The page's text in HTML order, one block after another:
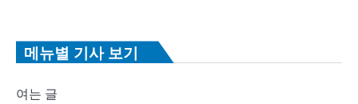
메뉴별 기사 보기
여는 글